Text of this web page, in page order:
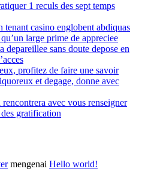
1 reculs des sept temps
tenant casino englobent abdiquas
large prime de appreciee
depareillee sans doute depose en
profitez de faire une savoir
et degage, donne avec
avec vous renseigner
gratification
mengenai Hello world!